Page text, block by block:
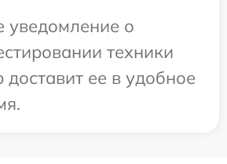
уведомление о
техники
доставит ее в удобное